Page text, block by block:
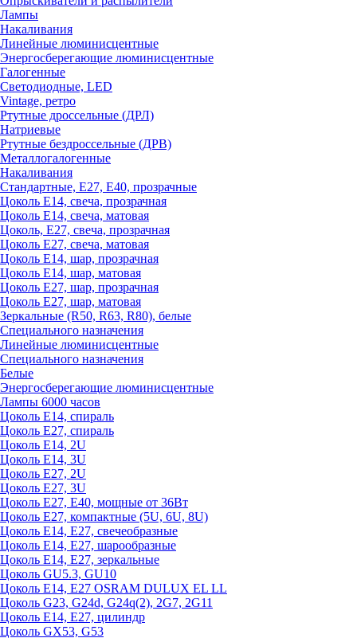
Лампы
Накаливания
Линейные люминисцентные
Энергосберегающие люминисцентные
Галогенные
Светодиодные, LED
Vintage, ретро
Ртутные дроссельные (ДРЛ)
Натриевые
Ртутные бездроссельные (ДРВ)
Металлогалогенные
Накаливания
Стандартные, Е27, Е40, прозрачные
Цоколь Е14, свеча, прозрачная
Цоколь Е14, свеча, матовая
Цоколь, Е27, свеча, прозрачная
Цоколь Е27, свеча, матовая
Цоколь Е14, шар, прозрачная
Цоколь Е14, шар, матовая
Цоколь Е27, шар, прозрачная
Цоколь Е27, шар, матовая
Зеркальные (R50, R63, R80), белые
Специального назначения
Линейные люминисцентные
Специального назначения
Белые
Энергосберегающие люминисцентные
Лампы 6000 часов
Цоколь Е14, спираль
Цоколь Е27, спираль
Цоколь Е14, 2U
Цоколь Е14, 3U
Цоколь Е27, 2U
Цоколь Е27, 3U
Цоколь Е27, Е40, мощные от 36Вт
Цоколь Е27, компактные (5U, 6U, 8U)
Цоколь Е14, Е27, свечеобразные
Цоколь Е14, Е27, шарообразные
Цоколь Е14, Е27, зеркальные
Цоколь GU5.3, GU10
Цоколь Е14, Е27 OSRAM DULUX EL LL
Цоколь G23, G24d, G24q(2), 2G7, 2G11
Цоколь Е14, Е27, цилиндр
Цоколь GX53, G53